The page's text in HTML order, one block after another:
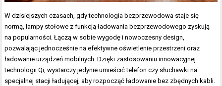
W dzisiejszych czasach, gdy technologia bezprzewodowa staje się
normą, lampy stołowe z funkcją ładowania bezprzewodowego zyskują
na popularności. Łączą w sobie wygodę i nowoczesny design,
pozwalając jednocześnie na efektywne oświetlenie przestrzeni oraz
ładowanie urządzeń mobilnych. Dzięki zastosowaniu innowacyjnej
technologii Qi, wystarczy jedynie umieścić telefon czy słuchawki na
specjalnej stacji ładującej, aby rozpocząć ładowanie bez zbędnych kabli.